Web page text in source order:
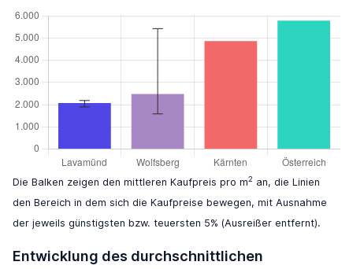
Die Balken zeigen den mittleren Kaufpreis pro m2 an, die Linien
den Bereich in dem sich die Kaufpreise bewegen, mit Ausnahme
der jeweils günstigsten bzw. teuersten 5% (Ausreißer entfernt).
Entwicklung des durchschnittlichen